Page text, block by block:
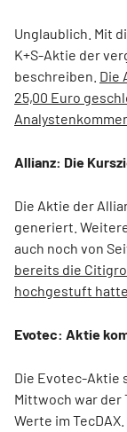
Unglaublich. Mit
K+S-Aktie der
beschreiben. Die
25,00 Euro
Allianz: Die
Die Aktie der
generiert.
auch noch von
bereits die
hochgestuft
Evotec: Aktie
Die Evotec-Aktie
Mittwoch war
Werte im